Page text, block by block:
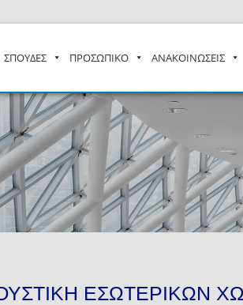
ΣΠΟΥΔΕΣ ΠΡΟΣΩΠΙΚΟ ΑΝΑΚΟΙΝΩΣΕΙΣ
ΕΣΩΤΕΡΙΚΩΝ